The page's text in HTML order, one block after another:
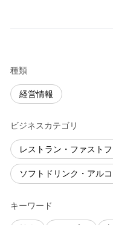
種類
経営情報
ビジネスカテゴリ
レストラン・ファスト
ソフトドリンク・アル
キーワード